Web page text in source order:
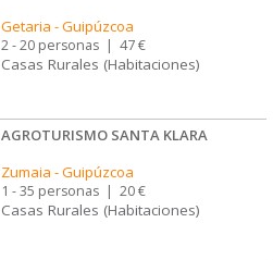
Getaria -Guipúzcoa
2 - 20 personas | 47 €
Casas Rurales (Habitaciones)
AGROTURISMO SANTA KLARA
Zumaia -Guipúzcoa
1 - 35 personas 20 €
Casas Rurales (Habitaciones)